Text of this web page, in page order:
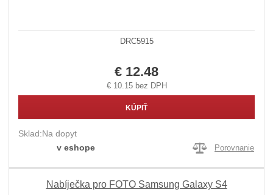
DRC5915
€ 12.48
€ 10.15 bez DPH
KÚPIŤ
Sklad:Na dopyt
v eshope
Porovnanie
Nabíječka pro FOTO Samsung Galaxy S4